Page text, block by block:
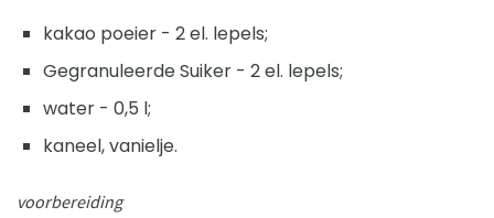
kakao poeier - 2 el. lepels;
Gegranuleerde Suiker - 2 el. lepels;
water - 0,5 l;
kaneel, vanielje.
voorbereiding